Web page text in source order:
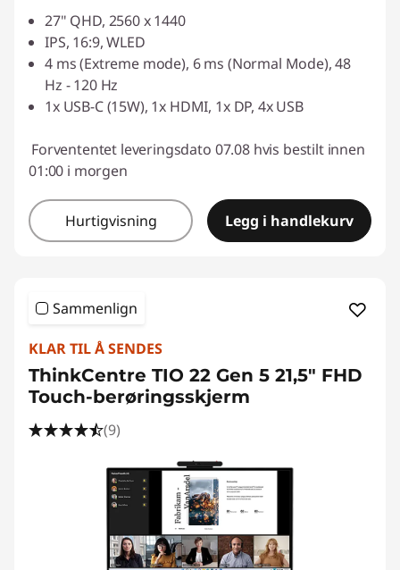
27" QHD, 2560 x 1440
IPS, 16:9, WLED
4 ms (Extreme mode), 6 ms (Normal Mode), 48
Hz - 120 Hz
1x USB-C (15W), 1x HDMI, 1x DP, 4x USB
Forvententet leveringsdato 07.08 hvis bestilt innen
01:00 i morgen
Hurtigvisning Legg i handlekurv
Sammenlign
KLAR TIL Å SENDES
ThinkCentre TIO 22 Gen 5 21,5" FHD
Touch-berøringsskjerm
(9)